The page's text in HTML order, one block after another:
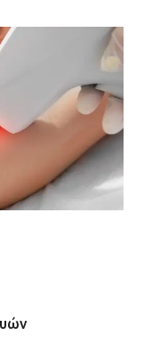
Laser